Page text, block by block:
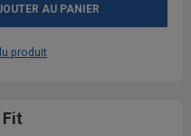
AU PANIER
produit